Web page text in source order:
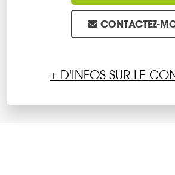
CONTACTEZ-
+ D'INFOS SUR LE